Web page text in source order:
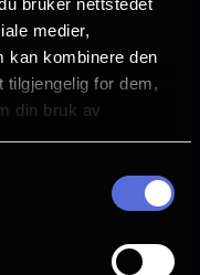
bruker nettstedet
medier,
kan kombinere den
tilgjengelig for dem,
din bruk av